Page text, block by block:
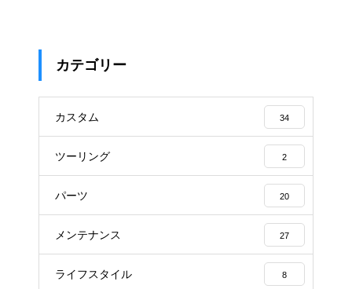
カテゴリー
カスタム 34
ツーリング 2
パーツ 20
メンテナンス 27
ライフスタイル 8